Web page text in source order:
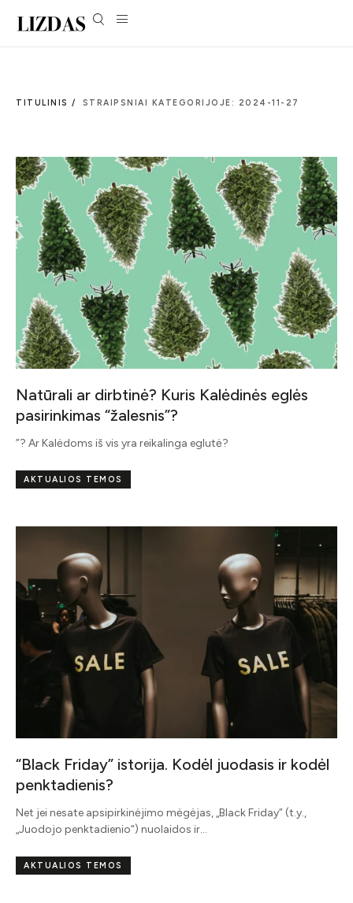
TITULINIS / STRAIPSNIAI KATEGORIJOJE: 2024-11-27
Natūrali ar dirbtinė? Kuris Kalėdinės eglės
pasirinkimas “žalesnis”?
”? Ar Kalėdoms iš vis yra reikalinga eglutė?
AKTUALIOS TEMOS
“Black Friday” istorija. Kodėl juodasis ir kodėl
penktadienis?
Net jei nesate apsipirkinėjimo mėgėjas, „Black Friday” (t.y.,
„Juodojo penktadienio“) nuolaidos ir…
AKTUALIOS TEMOS